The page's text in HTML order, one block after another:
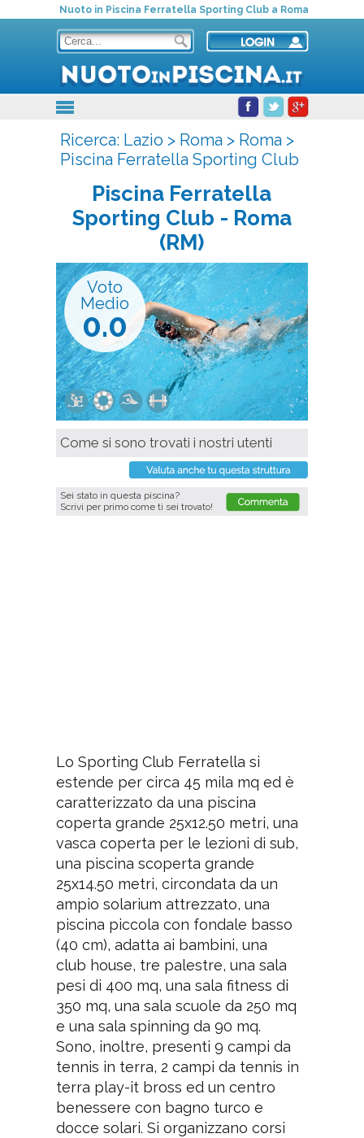
Nuoto in Piscina Ferratella Sporting Club a Roma
Ricerca: Lazio > Roma> Roma>
Piscina Ferratella Sporting Club
Piscina Ferratella
Sporting Club - Roma
(RM)
Voto
Medio
0.0
Come si sono trovati i nostri utenti
Sei stato in questa piscina?
Scrivi per primo come ti sei trovato!
Lo Sporting Club Ferratella si
estende per circa 45 mila mq ed è
caratterizzato da una piscina
coperta grande 25x12.50 metri, una
vasca coperta per le lezioni di sub,
una piscina scoperta grande
25x14.50 metri, circondata da un
ampio solarium attrezzato, una
piscina piccola con fondale basso
(40 cm), adatta ai bambini, una
club house, tre palestre, una sala
pesi di 400 mq, una sala fitness di
350 mq, una sala scuole da 250 mq
e una sala spinning da 90 mq.
Sono, inoltre, presenti 9 campi da
tennis in terra, 2 campi da tennis in
terra play-it bross ed un centro
benessere con bagno turco e
docce solari. Si organizzano corsi